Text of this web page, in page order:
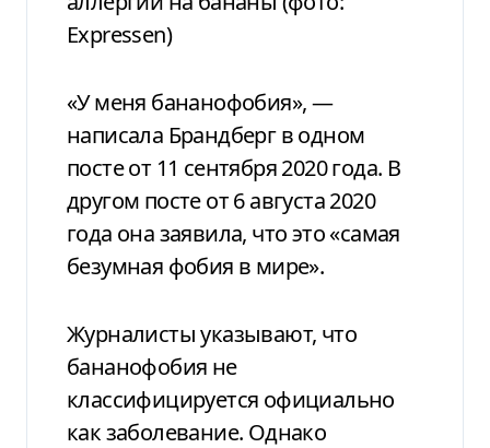
Expressen)
«У меня бананофобия», —
написала Брандберг в одном
посте от 11 сентября 2020 года. В
другом посте от 6 августа 2020
года она заявила, что это «самая
безумная фобия в мире».
Журналисты указывают, что
бананофобия не
классифицируется официально
как заболевание. Однако